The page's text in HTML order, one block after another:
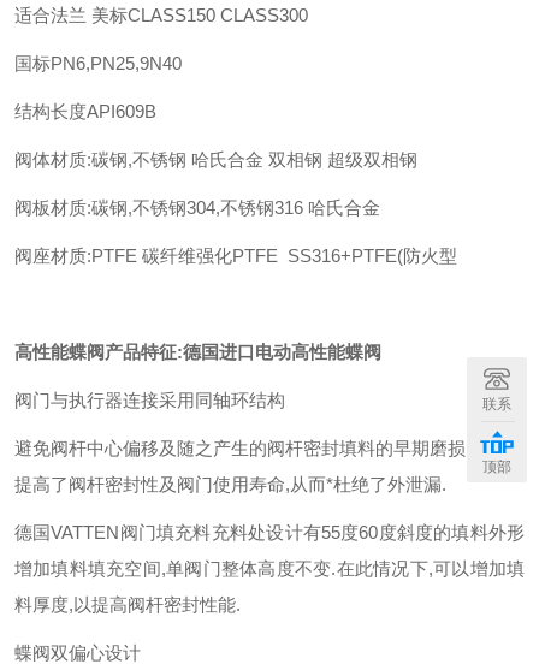
适合法兰 美标CLASS150 CLASS300
国标PN6,PN25,9N40
结构长度API609B
阀体材质:碳钢,不锈钢 哈氏合金 双相钢 超级双相钢
阀板材质:碳钢,不锈钢304,不锈钢316 哈氏合金
阀座材质:PTFE 碳纤维强化PTFE SS316+PTFE(防火型
高性能蝶阀产品特征:德国进口电动高性能蝶阀
阀门与执行器连接采用同轴环结构
避免阀杆中心偏移及随之产生的阀杆密封填料的早期磨损
极大的
提高了阀杆密封性及阀门使用寿命,从而*杜绝了外泄漏.
德国VATTEN阀门填充料充料处设计有55度60度斜度的填料外形
增加填料填充空间,单阀门整体高度不变.在此情况下,可以增加填
料厚度,以提高阀杆密封性能.
蝶阀双偏心设计
联系
顶部